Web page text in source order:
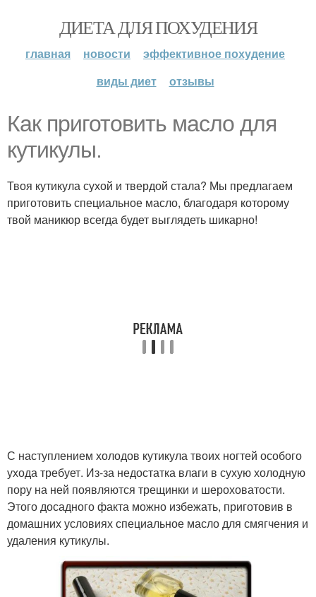
ДИЕТА ДЛЯ ПОХУДЕНИЯ
главная новости
эффективное похудение
виды диет
отзывы
Как приготовить масло для
кутикулы.
Твоя кутикула сухой и твердой стала? Мы предлагаем
приготовить специальное масло, благодаря которому
твой маникюр всегда будет выглядеть шикарно!
С наступлением холодов кутикула твоих ногтей особого
ухода требует. Из-за недостатка влаги в сухую холодную
пору на ней появляются трещинки и шероховатости.
Этого досадного факта можно избежать, приготовив в
домашних условиях специальное масло для смягчения и
удаления кутикулы.